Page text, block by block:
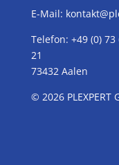
E-Mail:
Telefon: +49 (0)
21
73432 Aalen
© 2026 PLEXPERT